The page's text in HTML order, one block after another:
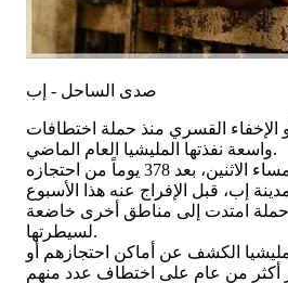
صدى الساحل - إب
بعد أكثر من عام من اختطافه، بينما لا يزال أكثر من 100 شخص رهن الاحتجاز أو الإخفاء القسري منذ حملة اختطافات
واسعة نفذتها المليشيا العام الماضي.
امتدت إلى مناطق أخرى خاضعة
لسيطرتها.
المليشيا الكشف عن أماكن احتجازهم أو